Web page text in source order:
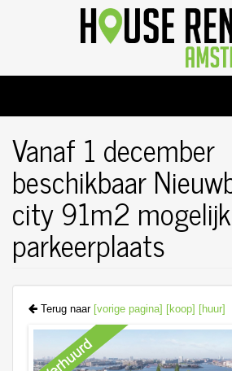
Vanaf 1 december
beschikbaar
city 91m2
parkeerplaats
Terug naar [vorige pagina] [koop] [huur]